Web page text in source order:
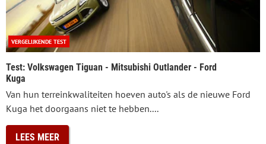
VERGELIJKENDE TEST
Test: Volkswagen Tiguan - Mitsubishi Outlander - Ford
Kuga
Van hun terreinkwaliteiten hoeven auto's als de nieuwe Ford
Kuga het doorgaans niet te hebben....
LEES MEER